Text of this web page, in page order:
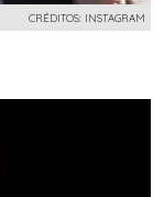
CRÉDITOS: INSTAGRAM